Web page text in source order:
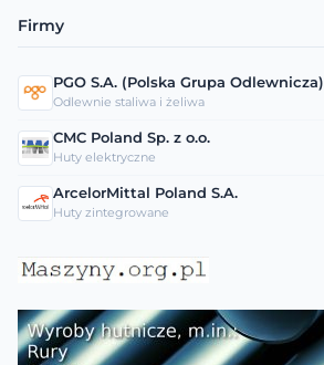
Firmy
PGO S.A. (Polska Grupa Odlewnicza)
Odlewnie staliwa i żeliwa
CMC Poland Sp. z o.o.
Huty elektryczne
ArcelorMittal Poland S.A.
Huty zintegrowane